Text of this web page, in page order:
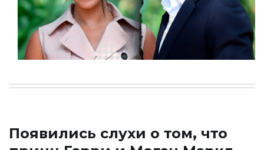
Появились слухи о том, что